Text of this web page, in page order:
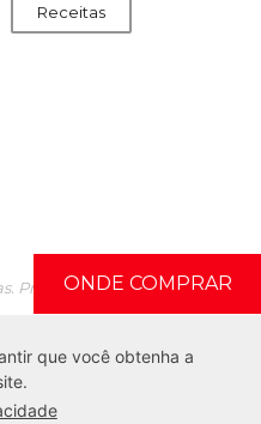
que você obtenha a
ONDE COMPRAR
Receitas
Produtos sujeitos a